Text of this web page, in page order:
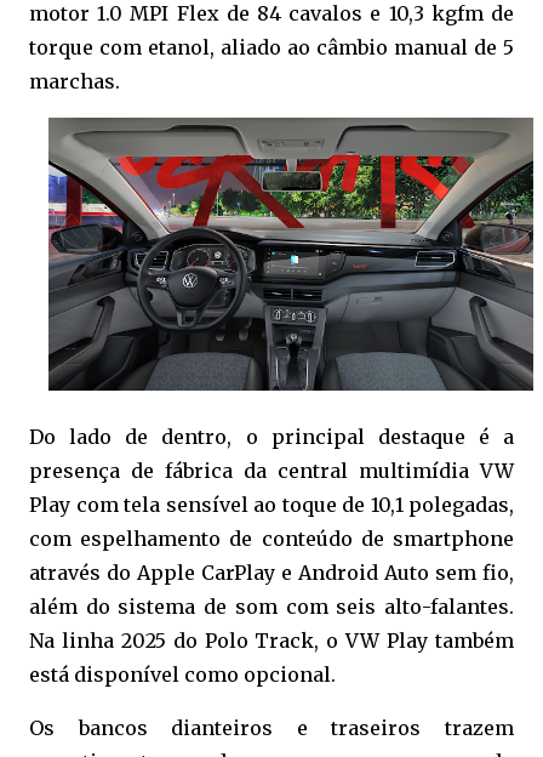
motor 1.0 MPI Flex de 84 cavalos e 10,3 kgfm de
torque com etanol, aliado ao câmbio manual de 5
marchas.
Do lado de dentro, o principal destaque é a
presença de fábrica da central multimídia VW
Play com tela sensível ao toque de 10,1 polegadas,
com espelhamento de conteúdo de smartphone
através do Apple CarPlay e Android Auto sem fio,
além do sistema de som com seis alto-falantes.
Na linha 2025 do Polo Track, o VW Play também
está disponível como opcional.
Os bancos dianteiros e traseiros trazem